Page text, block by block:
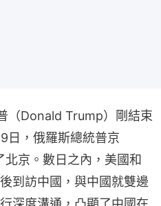
（Donald Trump）剛結束
日，俄羅斯總統普京
北京。數日之內，美國和
到訪中國，與中國就雙邊